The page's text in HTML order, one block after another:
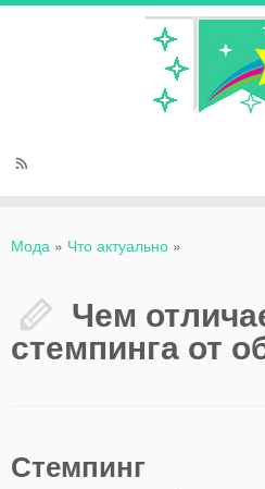
Мода » Что актуально »
Чем
стемпинга от
Стемпинг